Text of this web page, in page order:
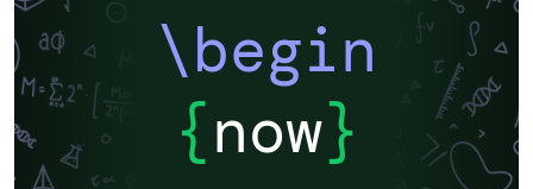
\begin
{now}